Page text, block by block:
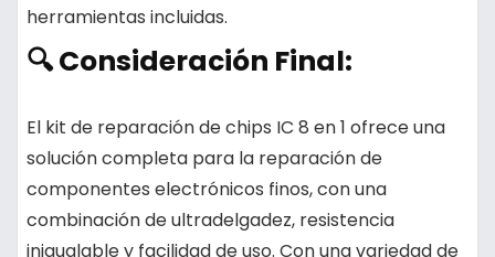
herramientas incluidas.
🔍 Consideración Final:
El kit de reparación de chips IC 8 en 1 ofrece una
solución completa para la reparación de
componentes electrónicos finos, con una
combinación de ultradelgadez, resistencia
inigualable y facilidad de uso. Con una variedad de